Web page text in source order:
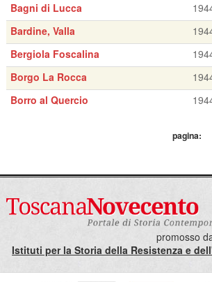
Bagni di Lucca
Bardine, Valla
Bergiola Foscalina
Borgo La Rocca
Borro al Quercio
pagina:
promosso
Istituti per la Storia della Resistenza e